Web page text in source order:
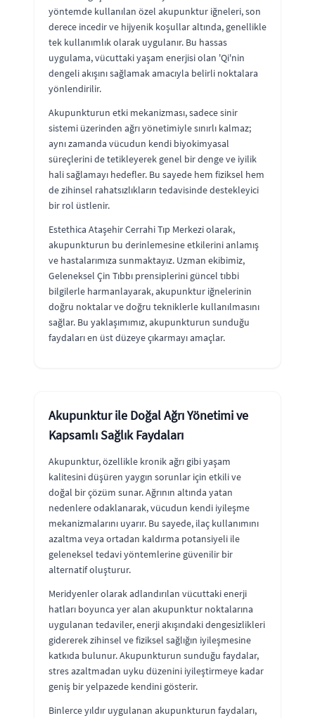
yöntemde kullanılan özel akupunktur iğneleri, son
derece incedir ve hijyenik koşullar altında, genellikle
tek kullanımlık olarak uygulanır. Bu hassas
uygulama, vücuttaki yaşam enerjisi olan 'Qi'nin
dengeli akışını sağlamak amacıyla belirli noktalara
yönlendirilir.
Akupunkturun etki mekanizması, sadece sinir
sistemi üzerinden ağrı yönetimiyle sınırlı kalmaz;
aynı zamanda vücudun kendi biyokimyasal
süreçlerini de tetikleyerek genel bir denge ve iyilik
hali sağlamayı hedefler. Bu sayede hem fiziksel hem
de zihinsel rahatsızlıkların tedavisinde destekleyici
bir rol üstlenir.
Estethica Ataşehir Cerrahi Tıp Merkezi olarak,
akupunkturun bu derinlemesine etkilerini anlamış
ve hastalarımıza sunmaktayız. Uzman ekibimiz,
Geleneksel Çin Tıbbı prensiplerini güncel tıbbi
bilgilerle harmanlayarak, akupunktur iğnelerinin
doğru noktalar ve doğru tekniklerle kullanılmasını
sağlar. Bu yaklaşımımız, akupunkturun sunduğu
faydaları en üst düzeye çıkarmayı amaçlar.
Akupunktur ile Doğal Ağrı Yönetimi ve
Kapsamlı Sağlık Faydaları
Akupunktur, özellikle kronik ağrı gibi yaşam
kalitesini düşüren yaygın sorunlar için etkili ve
doğal bir çözüm sunar. Ağrının altında yatan
nedenlere odaklanarak, vücudun kendi iyileşme
mekanizmalarını uyarır. Bu sayede, ilaç kullanımını
azaltma veya ortadan kaldırma potansiyeli ile
geleneksel tedavi yöntemlerine güvenilir bir
alternatif oluşturur.
Meridyenler olarak adlandırılan vücuttaki enerji
hatları boyunca yer alan akupunktur noktalarına
uygulanan tedaviler, enerji akışındaki dengesizlikleri
gidererek zihinsel ve fiziksel sağlığın iyileşmesine
katkıda bulunur. Akupunkturun sunduğu faydalar,
stres azaltmadan uyku düzenini iyileştirmeye kadar
geniş bir yelpazede kendini gösterir.
Binlerce yıldır uygulanan akupunkturun faydaları,